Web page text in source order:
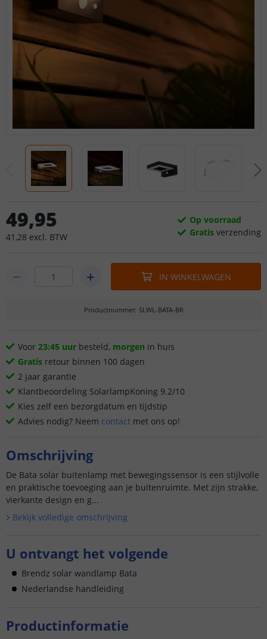
49,95
41 ,28 excl. BTW
Op voorraad
Gratis verzending
IN WINKELWAGEN
Productnummer: SLWL-BATA-BR
Voor 23:45 uur besteld, morgen in huis
Gratis retour binnen 100 dagen
2 jaar garantie
Klantbeoordeling SolarlampKoning 9.2/10
Kies zelf een bezorgdatum en tijdstip
Advies nodig? Neem contact met ons op!
Omschrijving
De Bata solar buitenlamp met bewegingssensor is een stijlvolle
en praktische toevoeging aan je buitenruimte. Met zijn strakke,
vierkante design en g...
Bekijk volledige omschrijving
U ontvangt het volgende
Brendz solar wandlamp Bata
Nederlandse handleiding
Productinformatie